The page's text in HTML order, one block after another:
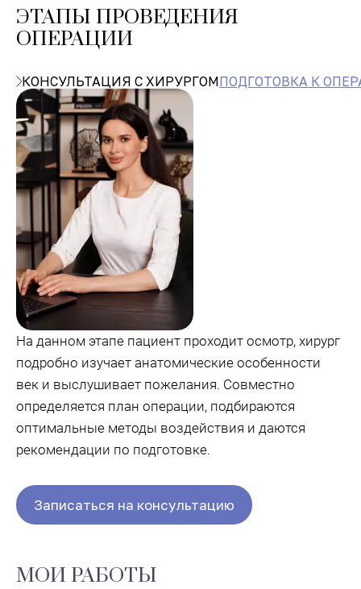
ЭТАПЫ ПРОВЕДЕНИЯ
ОПЕРАЦИИ
КОНСУЛЬТАЦИЯ С ХИРУРГОМПОДГОТОВКА К
На данном этапе пациент проходит осмотр, хирург
подробно изучает анатомические особенности
век и выслушивает пожелания. Совместно
определяется план операции, подбираются
оптимальные методы воздействия и даются
рекомендации по подготовке.
Записаться на консультацию
МОИ РАБОТЫ